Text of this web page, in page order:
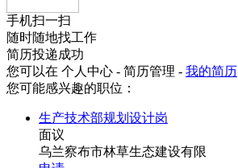
手机扫一扫
随时随地找工作
简历投递成功
您可以在 个人中心 - 简历管理 - 我的简历
您可能感兴趣的职位：
生产技术部规划设计岗
面议
乌兰察布市林草生态建设有限